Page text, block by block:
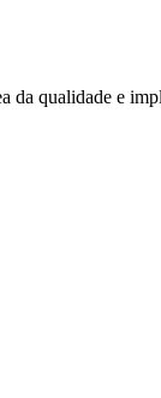
qualidade e